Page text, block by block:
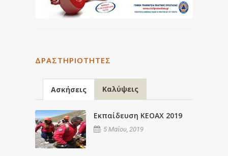
ΔΡΑΣΤΗΡΙΌΤΗΤΕΣ
Ασκήσεις Καλύψεις
Εκπαίδευση ΚΕΟΑΧ 2019
5 Μαΐου, 2019